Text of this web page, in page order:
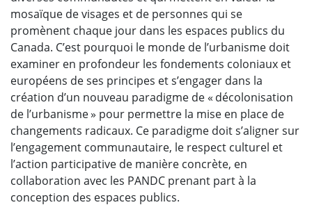
mosaïque de visages et de personnes qui se
promènent chaque jour dans les espaces publics du
Canada. C’est pourquoi le monde de l’urbanisme doit
examiner en profondeur les fondements coloniaux et
européens de ses principes et s’engager dans la
création d’un nouveau paradigme de « décolonisation
de l’urbanisme » pour permettre la mise en place de
changements radicaux. Ce paradigme doit s’aligner sur
l’engagement communautaire, le respect culturel et
l’action participative de manière concrète, en
collaboration avec les PANDC prenant part à la
conception des espaces publics.